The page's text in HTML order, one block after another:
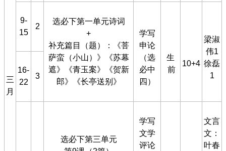
三
月
9-
15
2
选必下第一单元诗词
+
补充篇目（题）：《菩
萨蛮（小山）》《苏幕
遮》《青玉案》《贺新
郎》《长亭送别》
学写
申论
（选
必中
四）
生
前
10+4
梁淑
伟1
徐磊
1
16-
22
3
选必下第三单元
学写
文学
评论
文言
文：
叶春